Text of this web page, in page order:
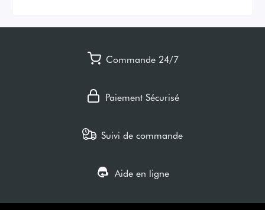
Commande 24/7
Paiement Sécurisé
Suivi de commande
Aide en ligne